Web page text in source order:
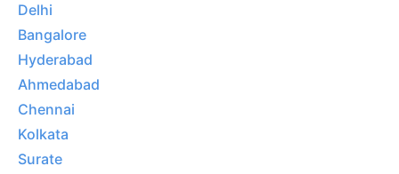
Delhi
Bangalore
Hyderabad
Ahmedabad
Chennai
Kolkata
Surate